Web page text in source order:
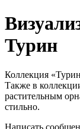
Турин
Коллекция
Также в
растительным
стильно.
Написать